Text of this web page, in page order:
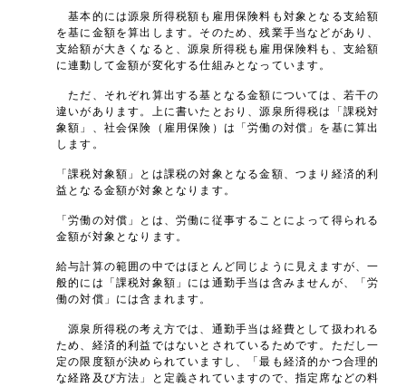
基本的には源泉所得税額も雇用保険料も対象となる支給額
を基に金額を算出します。そのため、残業手当などがあり、
支給額が大きくなると、源泉所得税も雇用保険料も、支給額
に連動して金額が変化する仕組みとなっています。
ただ、それぞれ算出する基となる金額については、若干の
違いがあります。上に書いたとおり、源泉所得税は「課税対
象額」、社会保険（雇用保険）は「労働の対償」を基に算出
します。
「課税対象額」とは課税の対象となる金額、つまり経済的利
益となる金額が対象となります。
「労働の対償」とは、労働に従事することによって得られる
金額が対象となります。
給与計算の範囲の中ではほとんど同じように見えますが、一
般的には「課税対象額」には通勤手当は含みませんが、「労
働の対償」には含まれます。
源泉所得税の考え方では、通勤手当は経費として扱われる
ため、経済的利益ではないとされているためです。ただし一
定の限度額が決められていますし、「最も経済的かつ合理的
な経路及び方法」と定義されていますので、指定席などの料